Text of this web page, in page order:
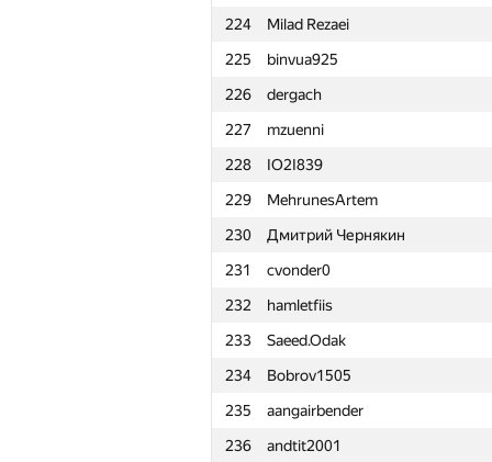
224
Milad Rezaei
225
binvua925
226
dergach
227
mzuenni
228
IO2I839
229
MehrunesArtem
230
Дмитрий Чернякин
231
cvonder0
232
hamletfiis
233
Saeed.Odak
234
Bobrov1505
235
aangairbender
236
andtit2001
201 DEathkNIghtS81
202
q0o0p
203
dk@lyceum.yaconnect.com
204
antonpaliukh
205
fruwajacybyk
206
comp.disk2013
207
Aleksandrs Zajakins
208
chpipis
209
zhussupovali
210
eduardpi
211
le minh nghia Rwe
212
d.zakharov
213
Ευάγγελος Πίπης